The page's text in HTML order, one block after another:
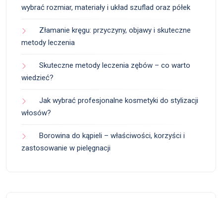
wybrać rozmiar, materiały i układ szuflad oraz półek
Złamanie kręgu: przyczyny, objawy i skuteczne
metody leczenia
Skuteczne metody leczenia zębów – co warto
wiedzieć?
Jak wybrać profesjonalne kosmetyki do stylizacji
włosów?
Borowina do kąpieli – właściwości, korzyści i
zastosowanie w pielęgnacji